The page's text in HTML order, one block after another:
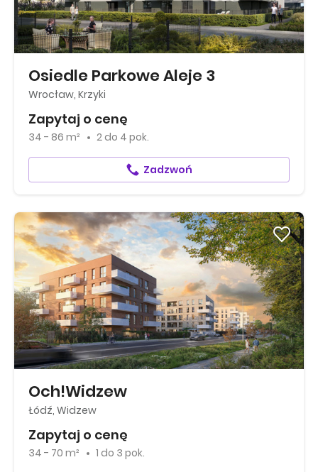
Osiedle Parkowe Aleje 3
Wrocław, Krzyki
Zapytaj o cenę
34 - 86 m² 2 do 4 pok.
Zadzwoń
Och!Widzew
Łódź, Widzew
Zapytaj o cenę
34 - 70 m² 1 do 3 pok.